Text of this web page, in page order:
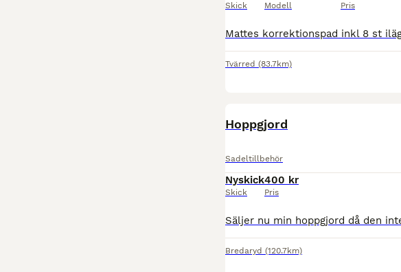
Skick Modell Pris
Tvärred (83.7km)
Hoppgjord
Sadeltillbehör
Nyskick
Skick
400 kr
Pris
Bredaryd (120.7km)